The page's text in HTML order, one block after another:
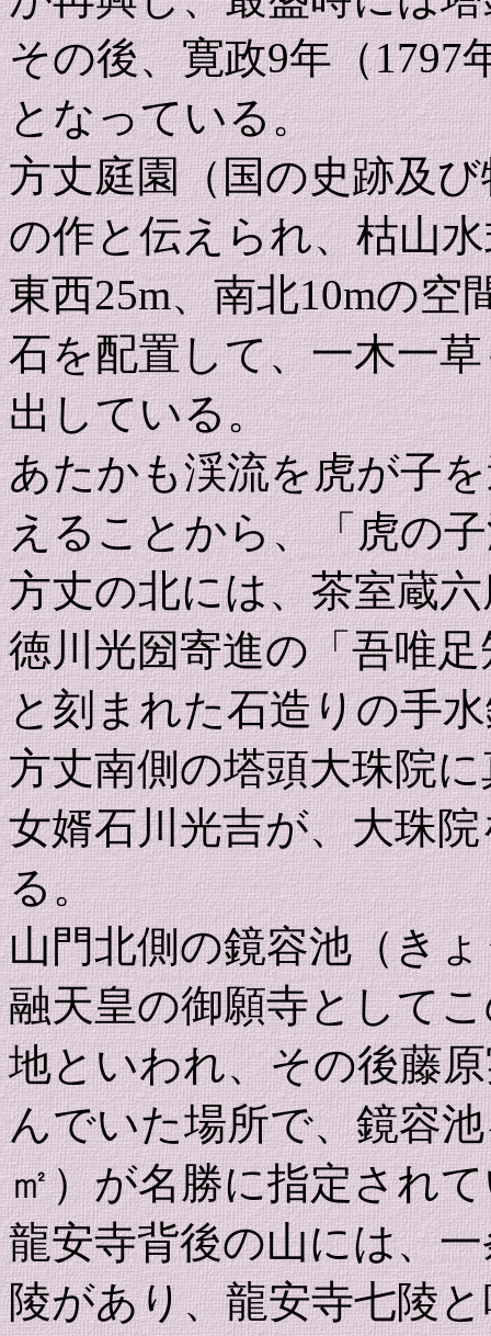
その後、寛政9年（1797
となっている。
方丈庭園（国の史跡及
の作と伝えられ、枯山
東西25m、南北10mの空
石を配置して、一木一
出している。
あたかも渓流を虎が子
えることから、「虎の
方丈の北には、茶室蔵
徳川光圀寄進の「吾唯
と刻まれた石造りの手
方丈南側の塔頭大珠院
女婿石川光吉が、大珠
る。
山門北側の鏡容池（き
融天皇の御願寺として
地といわれ、その後藤
んでいた場所で、鏡容
㎡）が名勝に指定され
龍安寺背後の山には、
陵があり、龍安寺七陵